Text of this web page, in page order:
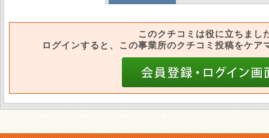
このクチコミは役に立ちまし
ログインすると、この事業所のクチコミ投稿をケア